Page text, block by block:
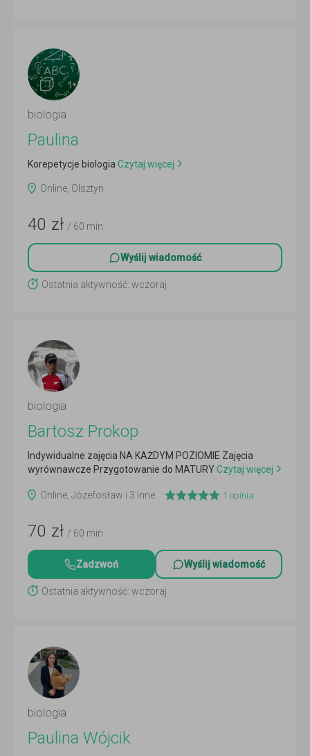
biologia
Paulina
Korepetycje biologia Czytaj więcej
Online, Olsztyn
40 zł / 60 min
Wyślij wiadomość
Ostatnia aktywność: wczoraj
biologia
Bartosz Prokop
Indywidualne zajęcia NA KAŻDYM POZIOMIE Zajęcia
wyrównawcze Przygotowanie do MATURYCzytaj więcej
Online, Józefosław i 3 inne 1 opinia
70 zł / 60 min
Zadzwoń Wyślij wiadomość
Ostatnia aktywność: wczoraj
biologia
Paulina Wójcik